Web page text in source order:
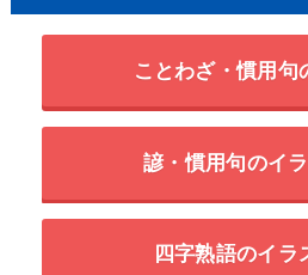
ことわざ・慣用句
諺・慣用句のイ
四字熟語のイラ